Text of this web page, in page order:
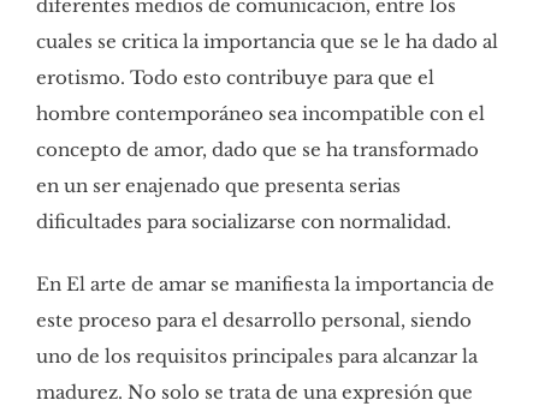
diferentes medios de comunicación, entre los
cuales se critica la importancia que se le ha dado al
erotismo. Todo esto contribuye para que el
hombre contemporáneo sea incompatible con el
concepto de amor, dado que se ha transformado
en un ser enajenado que presenta serias
dificultades para socializarse con normalidad.
En El arte de amar se manifiesta la importancia de
este proceso para el desarrollo personal, siendo
uno de los requisitos principales para alcanzar la
madurez. No solo se trata de una expresión que